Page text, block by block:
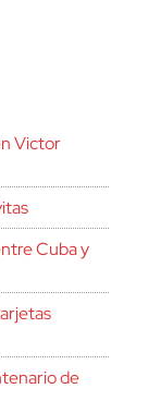
Victor
Cuba y
de